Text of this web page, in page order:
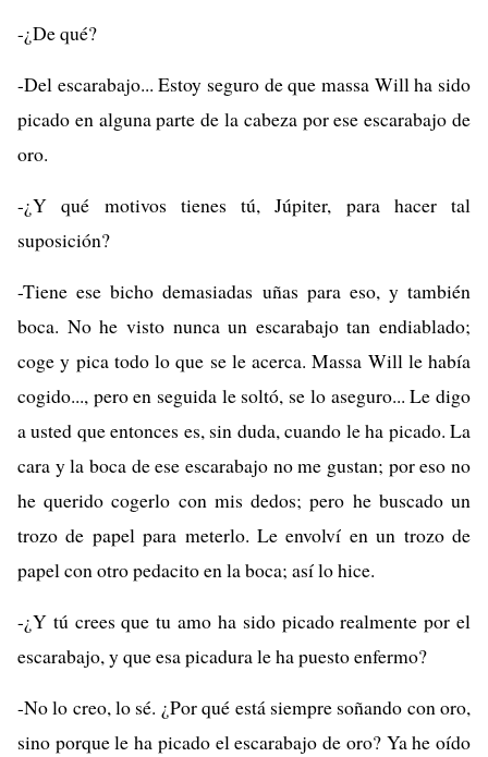
-¿De qué?
-Del escarabajo... Estoy seguro de que massa Will ha sido
picado en alguna parte de la cabeza por ese escarabajo de
oro.
-¿Y qué motivos tienes tú, Júpiter, para hacer tal
suposición?
-Tiene ese bicho demasiadas uñas para eso, y también
boca. No he visto nunca un escarabajo tan endiablado;
coge y pica todo lo que se le acerca. Massa Will le había
cogido..., pero en seguida le soltó, se lo aseguro... Le digo
a usted que entonces es, sin duda, cuando le ha picado. La
cara y la boca de ese escarabajo no me gustan; por eso no
he querido cogerlo con mis dedos; pero he buscado un
trozo de papel para meterlo. Le envolví en un trozo de
papel con otro pedacito en la boca; así lo hice.
-¿Y tú crees que tu amo ha sido picado realmente por el
escarabajo, y que esa picadura le ha puesto enfermo?
-No lo creo, lo sé. ¿Por qué está siempre soñando con oro,
sino porque le ha picado el escarabajo de oro? Ya he oído